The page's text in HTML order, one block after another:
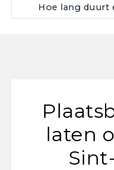
Hoe lang duurt
laten